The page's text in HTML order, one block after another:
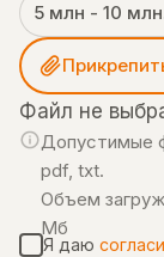
5 млн - 10
Файл не
Допустимые
pdf, txt.
Объем
Мб
Я даю